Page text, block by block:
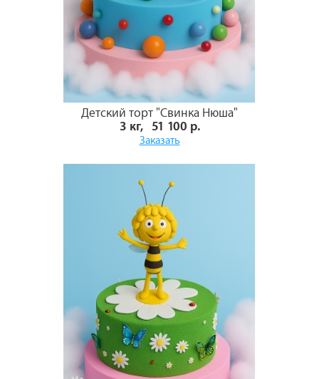
Детский торт "Свинка Нюша"
3 кг, 51 100 р.
Заказать